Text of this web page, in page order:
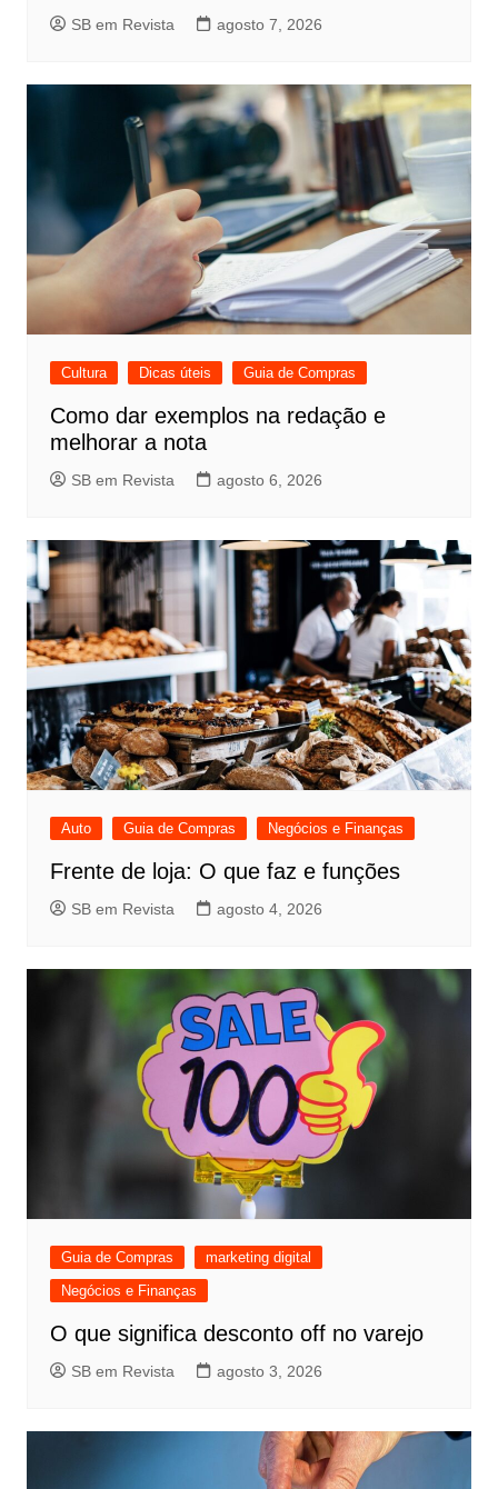
SB em Revista agosto 7, 2026
Cultura Dicas úteis Guia de Compras
Como dar exemplos na redação e
melhorar a nota
SB em Revista agosto 6, 2026
Auto Guia de Compras Negócios e Finanças
Frente de loja: O que faz e funções
SB em Revista agosto 4, 2026
Guia de Compras
marketing digital
Negócios e Finanças
O que significa desconto off no varejo
SB em Revista agosto 3, 2026